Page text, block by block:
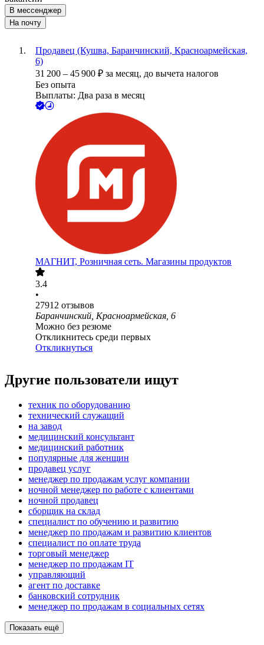
В мессенджер
На почту
Продавец (Кушва, Баранчинский, Красноармейская,
6)
31 200 – 45 900 ₽ за месяц, до вычета налогов
Без опыта
Выплаты: Два раза в месяц
МАГНИТ, Розничная сеть. Магазины продуктов
3.4
•
27912 отзывов
Баранчинский, Красноармейская, 6
Можно без резюме
Откликнитесь среди первых
Откликнуться
Другие пользователи ищут
техник по оборудованию
технический служащий
на завод
медицинский консультант
медицинский работник
популярные для женщин
продавец услуг
менеджер по продажам услуг компании
ночной менеджер по работе с клиентами
ночной продавец
сборщик на склад
специалист по обучению и развитию
менеджер по продажам и развитию клиентов
специалист по оплате труда
торговый менеджер
менеджер по продажам IT
управляющий
агент по доставке
банковский сотрудник
менеджер по продажам в социальных сетях
Показать ещё